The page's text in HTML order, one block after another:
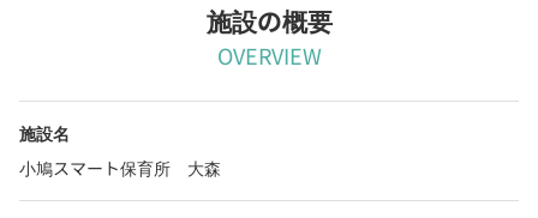
施設の概要
OVERVIEW
施設名
小鳩スマート保育所 大森